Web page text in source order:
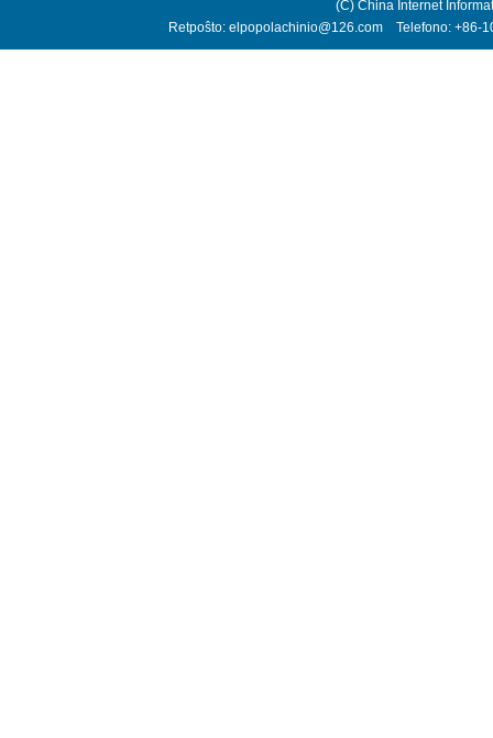
(C) China Internet
Retpoŝto: elpopolachinio@126.com Telefono: +86-